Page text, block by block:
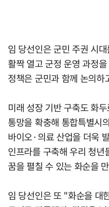
임 당선인은 군민 주권 시
활짝 열고 군정 운영 과정
정책은 군민과 함께 논의
미래 성장 기반 구축도 화
통망을 확충해 통합특별시
바이오·의료 산업을 더욱
인프라를 구축해 우리 청
꿈을 펼칠 수 있는 화순을
임 당선인은 또 "화순을 대